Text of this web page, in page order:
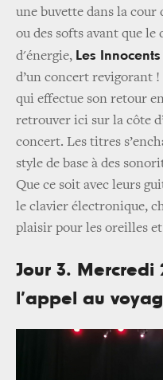
une buvette dans la cour
ou des softs avant que
d'énergie, Les Innocents
d’un concert revigorant !
qui effectue son retour
retrouver ici sur la côte
concert. Les titres
style de base à des
Que ce soit avec leurs
le clavier électronique,
plaisir pour les oreilles et
Jour 3. Mercredi
l’appel au